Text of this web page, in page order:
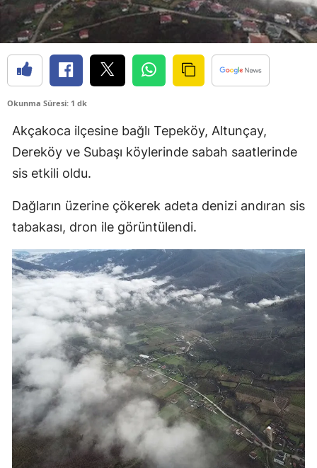
Bursa
Denizli
Erzincan
Erzurum
Eskişehir
Gaziantep
Giresun
Gümüşhane
Hakkari
Okunma Süresi: 1 dk
Akçakoca ilçesine bağlı Tepeköy, Altunçay,
Dereköy ve Subaşı köylerinde sabah saatlerinde
sis etkili oldu.
Dağların üzerine çökerek adeta denizi andıran sis
tabakası, dron ile görüntülendi.